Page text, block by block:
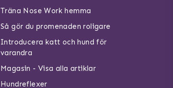
Träna Nose Work hemma
Så gör du promenaden roligare
Introducera katt och hund för
varandra
Magasin - Visa alla artiklar
Hundreflexer